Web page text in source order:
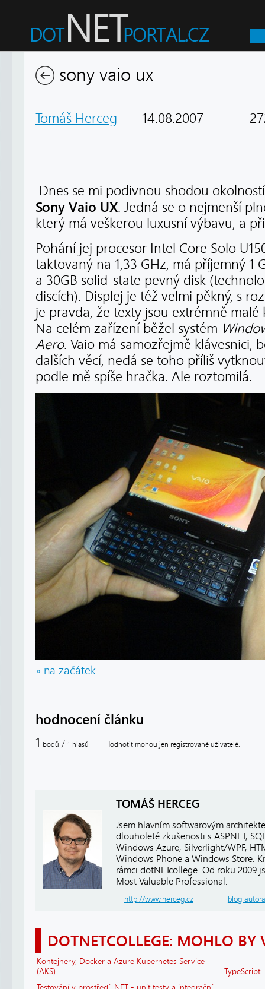
sony vaio ux
Tomáš Herceg 14.08.2007
Dnes se mi podivnou shodou
Sony Vaio UX. Jedná se o nejmenší
který má veškerou luxusní výbavu, a
Pohání jej procesor Intel Core Solo
taktovaný na 1,33 GHz, má příjemný 1
a 30GB solid-state pevný disk
discích). Displej je též velmi pěkný, s
je pravda, že texty jsou extrémně
Na celém zařízení běžel systém
Aero. Vaio má samozřejmě klávesnici,
dalších věcí, nedá se toho příliš
podle mě spíše hračka. Ale roztomilá.
» na začátek
hodnocení článku
1 bodů / 1 hlasů Hodnotit mohou jen registrované uživatelé.
TOMÁŠ HERCEG
Jsem hlavním softwarovým
dlouholeté zkušenosti s ASP.NET,
Windows Azure, Silverlight/WPF,
Windows Phone a Windows Store.
rámci dotNETcollege. Od roku 2009
Most Valuable Professional.
http://www.herceg.cz blog autora
DOTNETCOLLEGE: MOHLO BY
Kontejnery, Docker a Azure Kubernetes Service
(AKS)
TypeScript